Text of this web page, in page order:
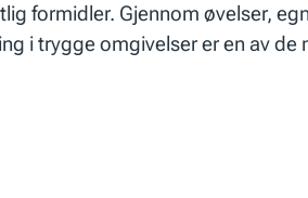
formidler. Gjennom øvelser,
i trygge omgivelser er en av